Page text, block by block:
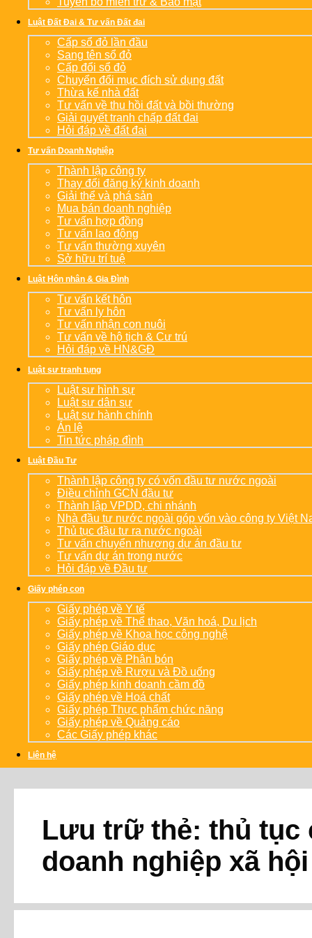
Luật Đất Đai & Tư vấn Đất đai
Cấp sổ đỏ lần đầu
Sang tên sổ đỏ
Cấp đổi sổ đỏ
Chuyển đổi mục đích sử dụng đất
Thừa kế nhà đất
Tư vấn về thu hồi đất và bồi thường
Giải quyết tranh chấp đất đai
Hỏi đáp về đất đai
Tư vấn Doanh Nghiệp
Thành lập công ty
Thay đổi đăng ký kinh doanh
Giải thể và phá sản
Mua bán doanh nghiệp
Tư vấn hợp đồng
Tư vấn lao động
Tư vấn thường xuyên
Sở hữu trí tuệ
Luật Hôn nhân & Gia Đình
Tư vấn kết hôn
Tư vấn ly hôn
Tư vấn nhận con nuôi
Tư vấn về hộ tịch & Cư trú
Hỏi đáp về HN&GĐ
Luật sư tranh tụng
Luật sư hình sự
Luật sư dân sự
Luật sư hành chính
Án lệ
Tin tức pháp đình
Luật Đầu Tư
Thành lập công ty có vốn đầu tư nước ngoài
Điều chỉnh GCN đầu tư
Thành lập VPDD, chi nhánh
Nhà đầu tư nước ngoài góp vốn vào công ty Việt
Thủ tục đầu tư ra nước ngoài
Tư vấn chuyển nhượng dự án đầu tư
Tư vấn dự án trong nước
Hỏi đáp về Đầu tư
Giấy phép con
Giấy phép về Y tế
Giấy phép về Thể thao, Văn hoá, Du lịch
Giấy phép về Khoa học công nghệ
Giấy phép Giáo dục
Giấy phép về Phân bón
Giấy phép về Rượu và Đồ uống
Giấy phép kinh doanh cầm đồ
Giấy phép về Hoá chất
Giấy phép Thực phẩm chức năng
Giấy phép về Quảng cáo
Các Giấy phép khác
Liên hệ
Lưu trữ thẻ: thủ tục
doanh nghiệp xã hội